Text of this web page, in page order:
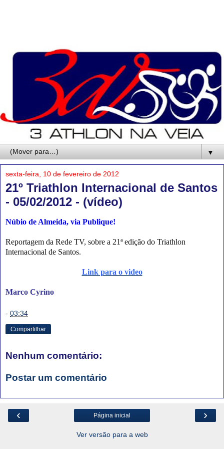
▼
sexta-feira, 10 de fevereiro de 2012
21º Triathlon Internacional de Santos
- 05/02/2012 - (vídeo)
Núbio de Almeida, via Publique!
Reportagem da Rede TV, sobre a 21ª edição do Triathlon
Internacional de Santos.
Link para o video
Marco Cyrino
- 03:34
Compartilhar
Nenhum comentário:
Postar um comentário
‹ ›
Página inicial
Ver versão para a web